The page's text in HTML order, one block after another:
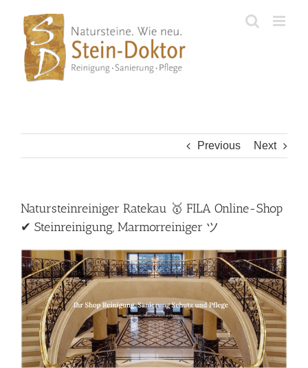
content
Previous Next
Natursteinreiniger Ratekau 🥇 FILA Online-Shop
✔ Steinreinigung, Marmorreiniger ツ